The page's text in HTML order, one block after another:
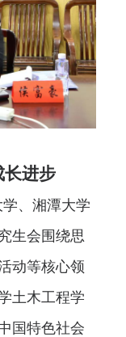
长进步
、湘潭大学
生会围绕思
动等核心领
土木工程学
国特色社会